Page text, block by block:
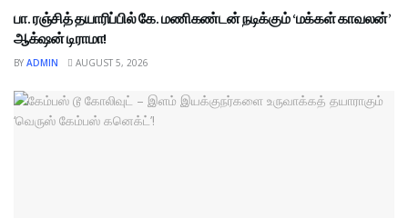
பா. ரஞ்சித் தயாரிப்பில் கே. மணிகண்டன் நடிக்கும் ‘மக்கள் காவலன்’
ஆக்‌ஷன் டிராமா!
BY ADMIN AUGUST 5, 2026